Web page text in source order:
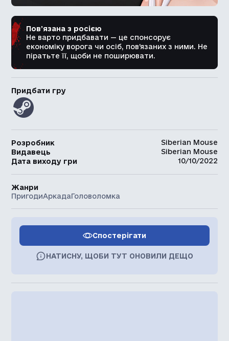
Пов’язана з росією
Не варто придбавати — це спонсорує
економіку ворога чи осіб, пов’язаних з ними. Не
піратьте її, щоби не поширювати.
Придбати гру
Розробник
Siberian Mouse
Видавець
Siberian Mouse
Дата виходу гри
10/10/2022
Жанри
ПригодиАркадаГоловоломка
Спостерігати
НАТИСНУ, ЩОБИ ТУТ ОНОВИЛИ ДЕЩО